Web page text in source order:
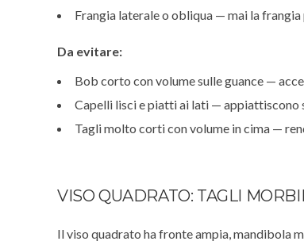
Frangia laterale o obliqua — mai la frangia
Da evitare:
Bob corto con volume sulle guance —
Capelli lisci e piatti ai lati — appiattiscono
Tagli molto corti con volume in cima —
VISO QUADRATO: TAGLI
Il viso quadrato ha fronte ampia, mandibola